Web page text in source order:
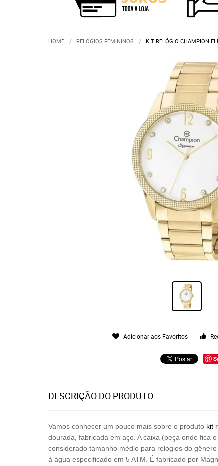
HOME RELÓGIOS FEMININOS KIT RELÓGIO CHAMPION
Adicionar aos Favoritos
DESCRIÇÃO DO PRODUTO
Vamos conhecer um pouco mais sobre o produto kit
dourada, fabricada em aço. A caixa (peça onde fica
considerado tamanho médio para relógios do
à água especificado em 5 ATM. É fabricado por